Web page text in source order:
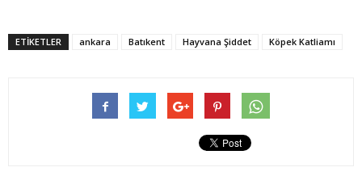
ETIKETLER ankara Batıkent Hayvana Şiddet Köpek Katliamı